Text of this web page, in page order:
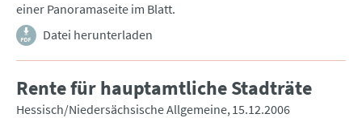
einer Panoramaseite im Blatt.
Datei herunterladen
Rente für hauptamtliche Stadträte
Hessisch/Niedersächsische Allgemeine 15.12.2006